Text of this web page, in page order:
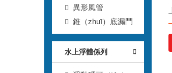
異形風管
錐（zhuī）底漏鬥
水上浮體係列